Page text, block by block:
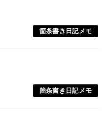
箇条書き日記メモ
箇条書き日記メモ